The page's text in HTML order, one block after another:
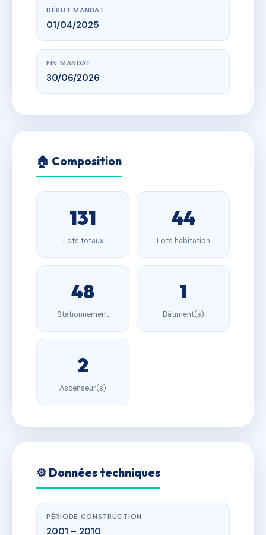
DÉBUT MANDAT
01/04/2025
FIN MANDAT
30/06/2026
🏠 Composition
131
Lots totaux
44
Lots habitation
48
Stationnement
1
Bâtiment(s)
2
Ascenseur(s)
⚙️ Données techniques
PÉRIODE CONSTRUCTION
2001 – 2010